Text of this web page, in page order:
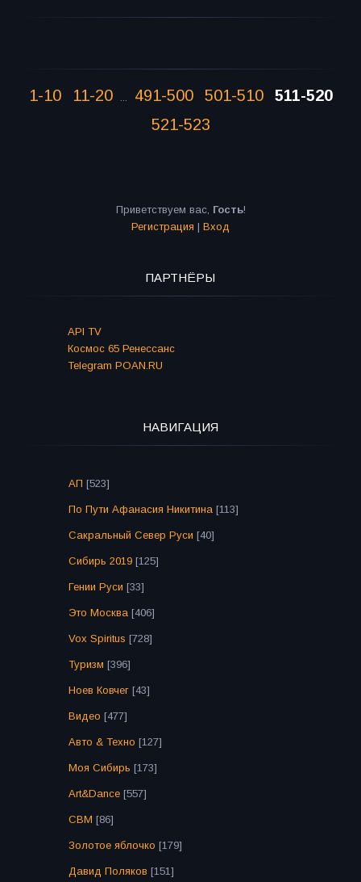
1-10 11-20 ... 491-500 501-510
511-520
521-523
Приветствуем вас, Гость!
Регистрация | Вход
ПАРТНЁРЫ
API TV
Космос 65 Ренессанс
Telegram POAN.RU
НАВИГАЦИЯ
АП [523]
По Пути Афанасия Никитина [113]
Сакральный Север Руси [40]
Сибирь 2019 [125]
Гении Руси [33]
Это Москва [406]
Vox Spiritus [728]
Туризм [396]
Ноев Ковчег [43]
Видео [477]
Авто & Техно [127]
Моя Сибирь [173]
Art&Dance [557]
СВМ [86]
Золотое яблочко [179]
Давид Поляков [151]